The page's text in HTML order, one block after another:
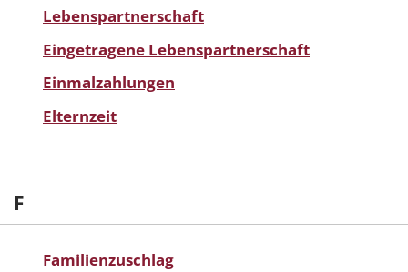
Lebenspartnerschaft
Eingetragene Lebenspartnerschaft
Einmalzahlungen
Elternzeit
F
Familienzuschlag